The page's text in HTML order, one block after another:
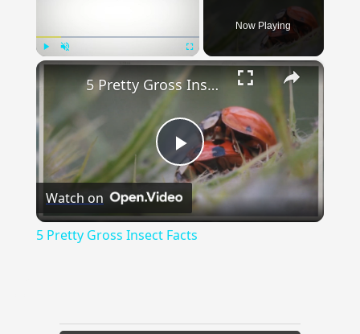
Play Unmute Fullscreen
Now Playing
×
Play
Video
5 Pretty Gross Insect Facts
Watch on
5 Pretty Gross Insect Facts